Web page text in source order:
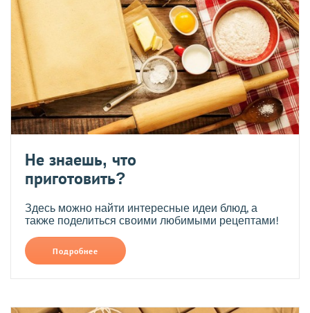
Не знаешь, что
приготовить?
Здесь можно найти интересные идеи блюд, а
также поделиться своими любимыми рецептами!
Подробнее